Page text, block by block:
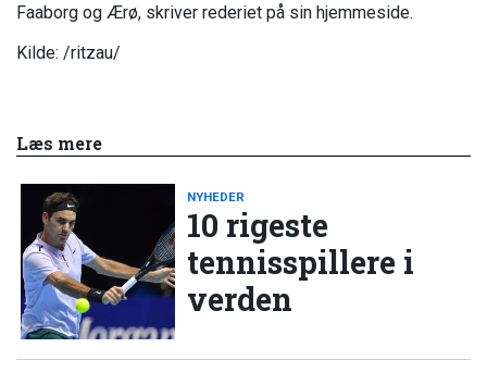
Faaborg og Ærø, skriver rederiet på sin hjemmeside.
Kilde: /ritzau/
Læs mere
NYHEDER
10 rigeste
tennisspillere i
verden